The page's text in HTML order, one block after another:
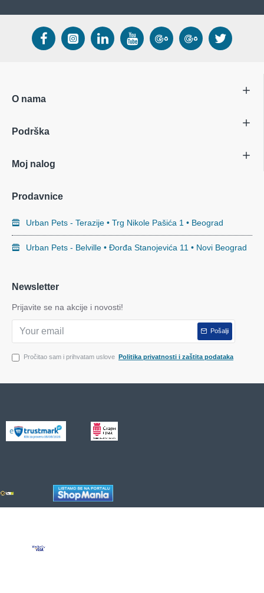
O nama
Podrška
Moj nalog
Prodavnice
Urban Pets - Terazije • Trg Nikole Pašića 1 • Beograd
Urban Pets - Belville • Đorđa Stanojevića 11 • Novi Beograd
Newsletter
Prijavite se na akcije i novosti!
Pošalji
Pročitao sam i prihvatam uslove Politika privatnosti i zaštita podataka